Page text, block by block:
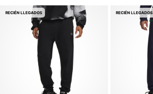
RECIÉN LLEGADOS RECIÉN LLEGADOS